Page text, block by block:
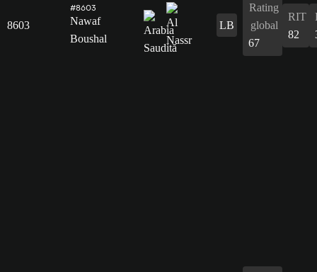
8603
#8603
Nawaf
Boushal
LB
Rating
global
67
RIT
82